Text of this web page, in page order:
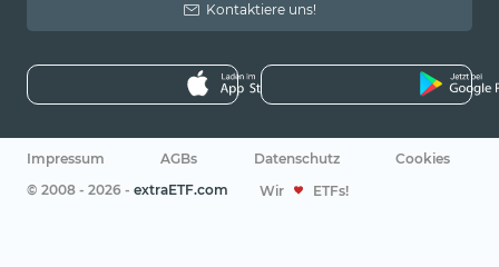
Kontaktiere uns!
Impressum AGBs Datenschutz
Cookies
© 2008 - 2026 - extraETF.com Wir ETFs!